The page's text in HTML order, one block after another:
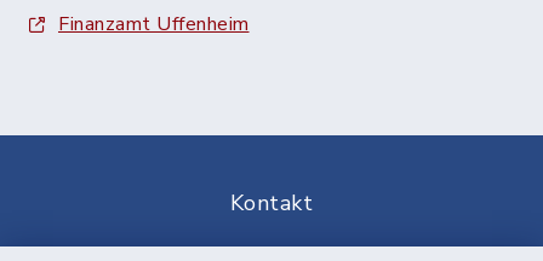
Finanzamt Uffenheim
Kontakt